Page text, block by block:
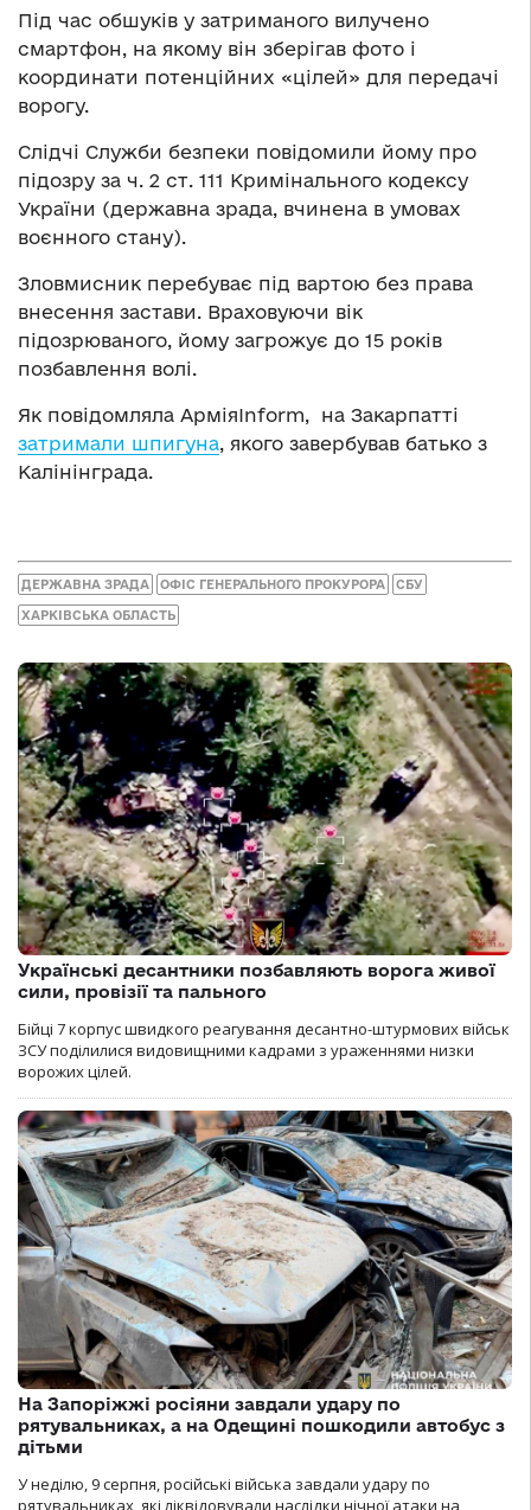
Під час обшуків у затриманого вилучено
смартфон, на якому він зберігав фото і
координати потенційних «цілей» для передачі
ворогу.
Слідчі Служби безпеки повідомили йому про
підозру за ч. 2 ст. 111 Кримінального кодексу
України (державна зрада, вчинена в умовах
воєнного стану).
Зловмисник перебуває під вартою без права
внесення застави. Враховуючи вік
підозрюваного, йому загрожує до 15 років
позбавлення волі.
Як повідомляла АрміяInform, на Закарпатті
затримали шпигуна, якого завербував батько з
Калінінграда.
ДЕРЖАВНА ЗРАДА ОФІС ГЕНЕРАЛЬНОГО ПРОКУРОРА СБУ
ХАРКІВСЬКА ОБЛАСТЬ
Українські десантники позбавляють ворога живої
сили, провізії та пального
Бійці 7 корпус швидкого реагування десантно-штурмових військ
ЗСУ поділилися видовищними кадрами з ураженнями низки
ворожих цілей.
На Запоріжжі росіяни завдали удару по
рятувальниках, а на Одещині пошкодили автобус з
дітьми
У неділю, 9 серпня, російські війська завдали удару по
рятувальниках, які ліквідовували наслідки нічної атаки на